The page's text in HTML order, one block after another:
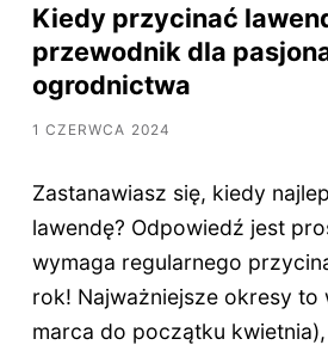
Kiedy przycinać
przewodnik dla
ogrodnictwa
1 CZERWCA 2024
Zastanawiasz się, kiedy
lawendę? Odpowiedź jest
wymaga regularnego
rok! Najważniejsze okresy to
marca do początku